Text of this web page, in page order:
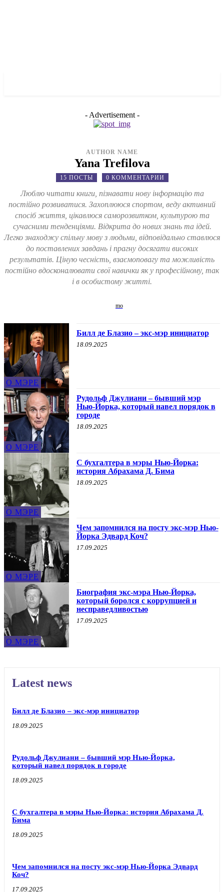
- Advertisement -
AUTHOR NAME
Yana Trefilova
15 ПОСТЫ 0 КОММЕНТАРИИ
Люблю читати книги, пізнавати нову інформацію та
постійно розвиватися. Захоплююся спортом, веду активний
спосіб життя, цікавлюся саморозвитком, культурою та
сучасними тенденціями. Відкрита до нових знань та ідей.
Легко знаходжу спільну мову з людьми, відповідально ставлюся
до поставлених завдань і прагну досягати високих
результатів. Ціную чесність, взаємоповагу та можливість
постійно вдосконалювати свої навички як у професійному, так
і в особистому житті.
О МЭРЕ
Билл де Блазио – экс-мэр инициатор
18.09.2025
О МЭРЕ
Рудольф Джулиани – бывший мэр
Нью-Йорка, который навел порядок в
городе
18.09.2025
О МЭРЕ
С бухгалтера в мэры Нью-Йорка:
история Абрахама Д. Бима
18.09.2025
О МЭРЕ
Чем запомнился на посту экс-мэр Нью-
Йорка Эдвард Коч?
17.09.2025
О МЭРЕ
Биография экс-мэра Нью-Йорка,
который боролся с коррупцией и
несправедливостью
17.09.2025
Latest news
Билл де Блазио – экс-мэр инициатор
18.09.2025
Рудольф Джулиани – бывший мэр Нью-Йорка,
который навел порядок в городе
18.09.2025
С бухгалтера в мэры Нью-Йорка: история Абрахама Д.
Бима
18.09.2025
Чем запомнился на посту экс-мэр Нью-Йорка Эдвард
Коч?
17.09.2025